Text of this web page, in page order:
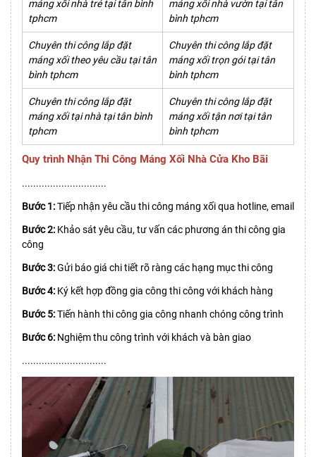
máng xối nhà trẻ tại tân bình
tphcm
máng xối nhà vườn tại tân
bình tphcm
Chuyên thi công lắp đặt
máng xối theo yêu cầu tại tân
bình tphcm
Chuyên thi công lắp đặt
máng xối trọn gói tại tân
bình tphcm
Chuyên thi công lắp đặt
máng xối tại nhà tại tân bình
tphcm
Chuyên thi công lắp đặt
máng xối tận nơi tại tân
bình tphcm
Quy trình Nhận Thi Công Máng Xối Nhà Cửa Kho Bãi
..............................
Bước 1:Tiếp nhận yêu cầu thi công máng xối qua hotline, email
Bước 2: Khảo sát yêu cầu, tư vấn các phương án thi công gia
công
Bước 3:Gửi báo giá chi tiết rõ ràng các hạng mục thi công
Bước 4: Ký kết hợp đồng gia công thi công với khách hàng
Bước 5:Tiến hành thi công gia công nhanh chóng công trình
Bước 6: Nghiệm thu công trình với khách và bàn giao
..............................